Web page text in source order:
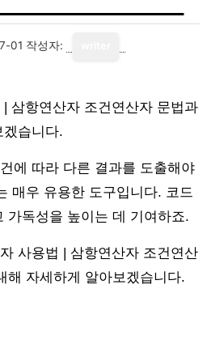
01 작성자:
삼항연산자 조건연산자 문법과
겠습니다.
에 따라 다른 결과를 도출해야
매우 유용한 도구입니다. 코드
가독성을 높이는 데 기여하죠.
사용법 | 삼항연산자 조건연산
해 자세하게 알아보겠습니다.